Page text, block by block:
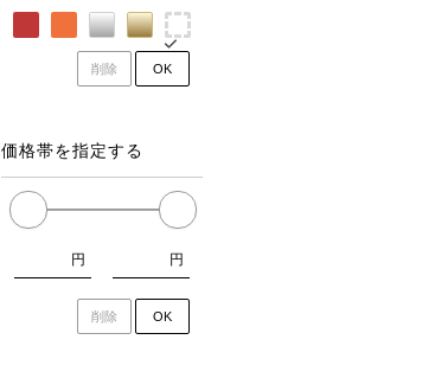
削除 OK
価格帯を指定する
円 円
削除 OK